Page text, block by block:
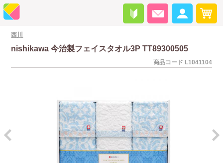
西川
nishikawa 今治製フェイスタオル3P TT89300505
商品コード L1041104